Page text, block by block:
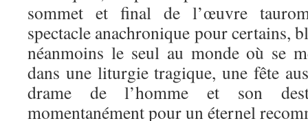
sommet et final de l’œuvre
spectacle anachronique pour certains,
néanmoins le seul au monde où se
dans une liturgie tragique, une fête
drame de l’homme et son
momentanément pour un éternel